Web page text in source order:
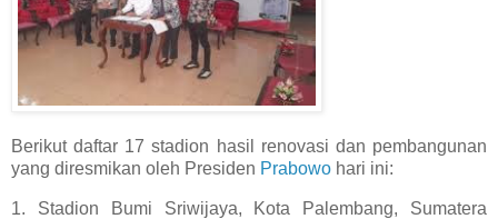
Berikut daftar 17 stadion hasil renovasi dan pembangunan
yang diresmikan oleh Presiden Prabowo hari ini:
1. Stadion Bumi Sriwijaya, Kota Palembang, Sumatera